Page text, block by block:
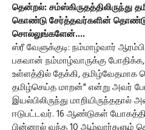
தென்றல்: சம்ஸ்கிருதத்திலிருந்து
கொண்டு சேர்த்தவர்களின்
சொல்லுங்களேன்....
ஸ்ரீ வேளுக்குடி: நம்மாழ்வார்
பகவான் நம்மாழ்வாருக்கு
உள்ளத்தில் தேக்கி, தமிழ்வேதமாக
தமிழ்செய்த மாறன்" என்று அவர்
இயல்பிலிருந்து
ஈடுபட்டவர். 16 ஆண்டுகள்